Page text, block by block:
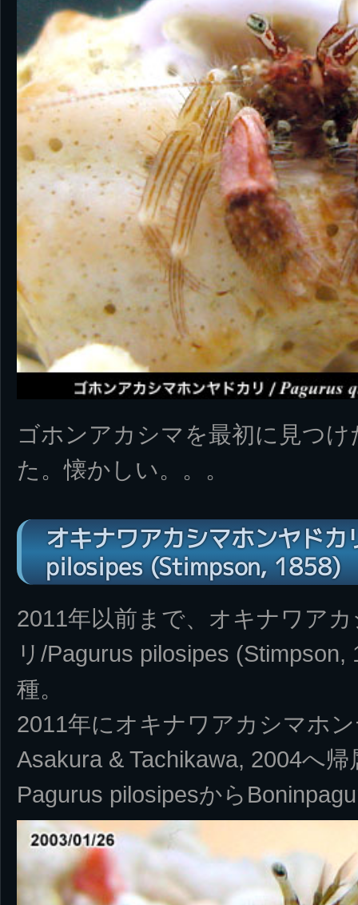
ゴホンアカシマを最初に見つ
た。懐かしい。。。
オキナワアカシマホンヤド
pilosipes (Stimpson, 1858)
2011年以前まで、オキナワア
リ/Pagurus pilosipes
種。
2011年にオキナワアカシマホ
Asakura & Tachikawa, 2004へ
Pagurus pilosipesから